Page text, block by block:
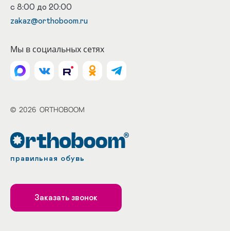
с 8:00 до 20:00
zakaz@orthoboom.ru
Мы в социальных сетях
© 2026 ORTHOBOOM
правильная обувь
Заказать звонок